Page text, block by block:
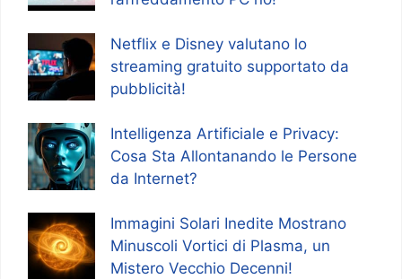
Netflix e Disney valutano lo
streaming gratuito supportato da
pubblicità!
Intelligenza Artificiale e Privacy:
Cosa Sta Allontanando le Persone
da Internet?
Immagini Solari Inedite Mostrano
Minuscoli Vortici di Plasma, un
Mistero Vecchio Decenni!